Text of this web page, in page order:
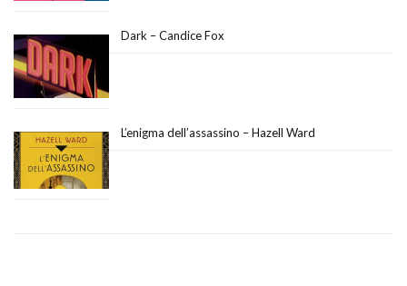
Dark – Candice Fox
L’enigma dell’assassino – Hazell Ward